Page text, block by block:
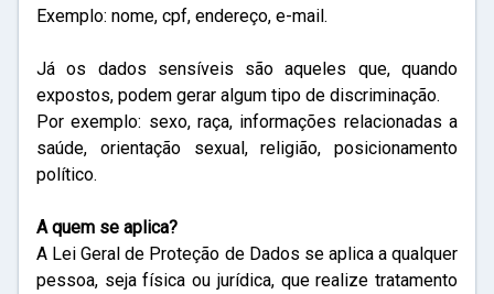
Exemplo: nome, cpf, endereço, e-mail.
Já os dados sensíveis são aqueles que, quando
expostos, podem gerar algum tipo de discriminação.
Por exemplo: sexo, raça, informações relacionadas a
saúde, orientação sexual, religião, posicionamento
político.
A quem se aplica?
A Lei Geral de Proteção de Dados se aplica a qualquer
pessoa, seja física ou jurídica, que realize tratamento